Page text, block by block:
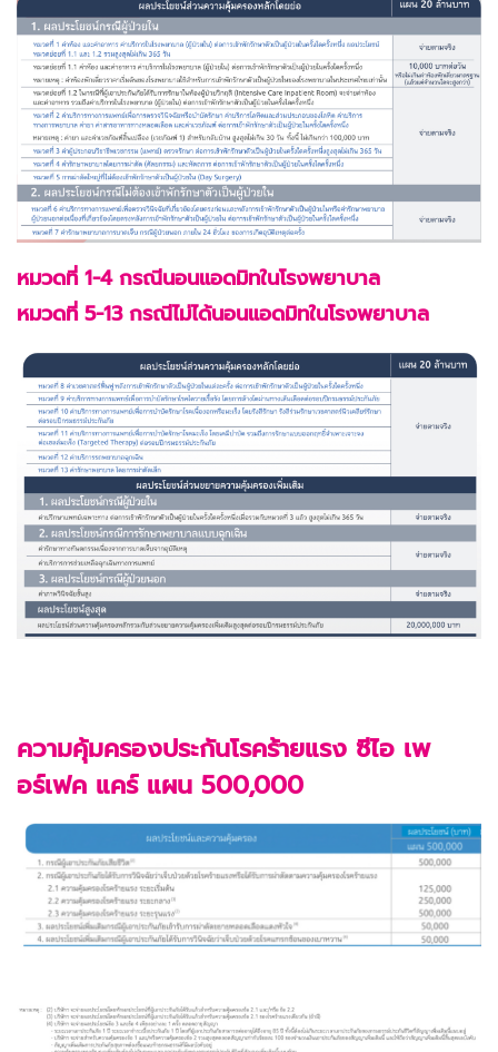
หมวดที่ 1-4 กรณีนอนแอดมิทในโรงพยาบาล
หมวดที่ 5-13 กรณีไม่ได้นอนแอดมิทในโรงพยาบาล
ความคุ้มครองประกันโรคร้ายแรง ซีไอ เพ
อร์เฟค แคร์ แผน 500,000